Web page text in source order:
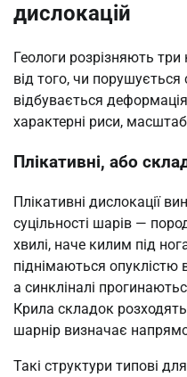
дислокацій
Геологи розрізняють
від того, чи порушується
відбувається
характерні риси,
Плікативні, або
Плікативні дислокації
суцільності шарів —
хвилі, наче килим під
піднімаються опуклістю
а синкліналі
Крила складок
шарнір визначає
Такі структури типові